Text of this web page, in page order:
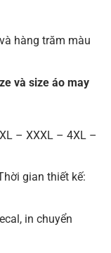
hàng trăm màu
và size áo may
– XXXL – 4XL –
gian thiết kế:
in chuyển